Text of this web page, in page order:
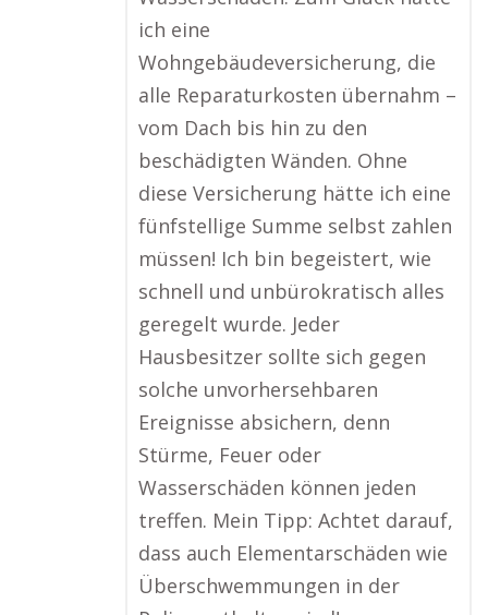
ich eine
Wohngebäudeversicherung, die
alle Reparaturkosten übernahm –
vom Dach bis hin zu den
beschädigten Wänden. Ohne
diese Versicherung hätte ich eine
fünfstellige Summe selbst zahlen
müssen! Ich bin begeistert, wie
schnell und unbürokratisch alles
geregelt wurde. Jeder
Hausbesitzer sollte sich gegen
solche unvorhersehbaren
Ereignisse absichern, denn
Stürme, Feuer oder
Wasserschäden können jeden
treffen. Mein Tipp: Achtet darauf,
dass auch Elementarschäden wie
Überschwemmungen in der